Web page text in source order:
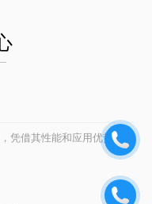
凭借其性能和应用优势而备